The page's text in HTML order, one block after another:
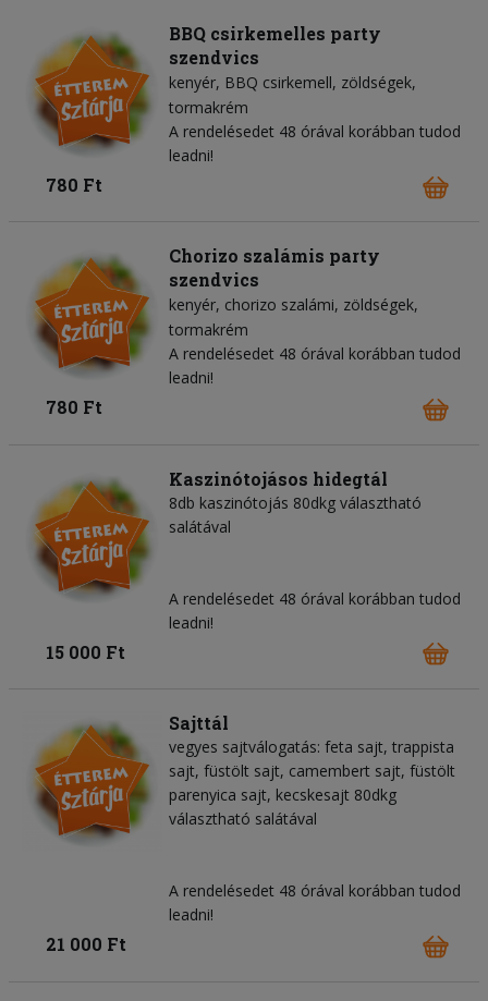
BBQ csirkemelles party
szendvics
kenyér BBQ csirkemell zöldségek
tormakrém
A rendelésedet 48 órával korábban tudod
leadni!
780 Ft
Chorizo szalámis party
szendvics
kenyér chorizo szalámi zöldségek
tormakrém
A rendelésedet 48 órával korábban tudod
leadni!
780 Ft
Kaszinótojásos hidegtál
8db kaszinótojás 80dkg választható
salátával
A rendelésedet 48 órával korábban tudod
leadni!
15 000 Ft
Sajttál
vegyes sajtválogatás: feta sajt, trappista
sajt, füstölt sajt, camembert sajt, füstölt
parenyica sajt, kecskesajt 80dkg
választható salátával
A rendelésedet 48 órával korábban tudod
leadni!
21 000 Ft